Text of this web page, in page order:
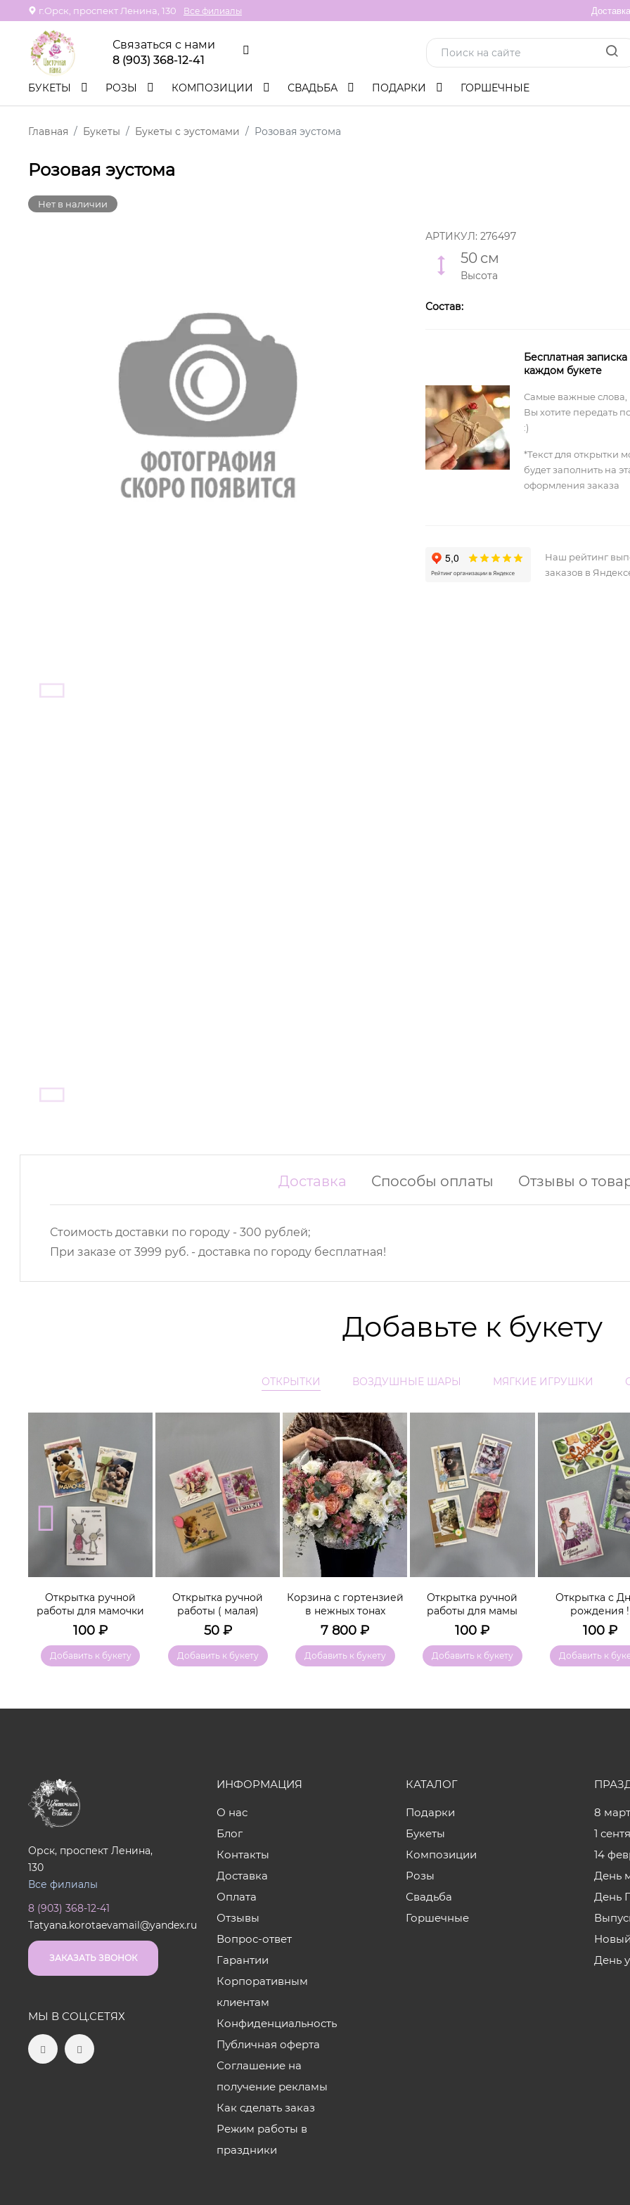
г.Орск, проспект Ленина, 130 Все филиалы Доставка
Связаться с нами
8 (903) 368-12-41
БУКЕТЫ РОЗЫ КОМПОЗИЦИИ СВАДЬБА ПОДАРКИ ГОРШЕЧНЫЕ
Главная Букеты Букеты с эустомами Розовая эустома
Розовая эустома
Нет в наличии
АРТИКУЛ: 276497
50 см
Высота
Состав:
Бесплатная записка
каждом букете
Самые важные слова,
Вы хотите передать
:)
*Текст для открытки
будет заполнить на
оформления заказа
Наш рейтинг
заказов в
Доставка Способы оплаты Отзывы о
Стоимость доставки по городу - 300 рублей;
При заказе от 3999 руб. - доставка по городу бесплатная!
Добавьте к букету
ОТКРЫТКИ ВОЗДУШНЫЕ ШАРЫ МЯГКИЕ ИГРУШКИ
Открытка ручной
работы для мамочки
100 ₽
Добавить к букету
Открытка ручной
работы ( малая)
50₽
Добавить к букету
Корзина с гортензией
в нежных тонах
7 800 ₽
Добавить к букету
Открытка ручной
работы для мамы
100 ₽
Добавить к букету
Открытка с
рождения !
100₽
Добавить к
Орск, проспект Ленина,
130
Все филиалы
8 (903) 368-12-41
Tatyana.korotaevamail@yandex.ru
ЗАКАЗАТЬ ЗВОНОК
МЫ В СОЦ.СЕТЯХ
ИНФОРМАЦИЯ
О нас
Блог
Контакты
Доставка
Оплата
Отзывы
Вопрос-ответ
Гарантии
Корпоративным
клиентам
Конфиденциальность
Публичная оферта
Соглашение на
получение рекламы
Как сделать заказ
Режим работы в
праздники
КАТАЛОГ
Подарки
Букеты
Композиции
Розы
Свадьба
Горшечные
8
1
14
День
День
День